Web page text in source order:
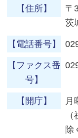
【住所】
〒
茨
【電話番号】
【ファクス番
号】
【開庁】
月
除